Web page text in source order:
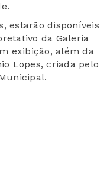
estarão disponíveis
da Galeria
exibição, além da
Lopes, criada pelo